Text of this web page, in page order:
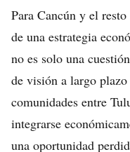
Para Cancún y el
de una estrategia
no es solo una
de visión a largo
comunidades entre
integrarse
una oportunidad